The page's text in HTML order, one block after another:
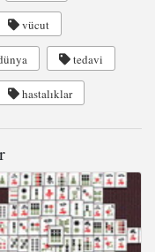
vücut
tedavi
hastalıklar